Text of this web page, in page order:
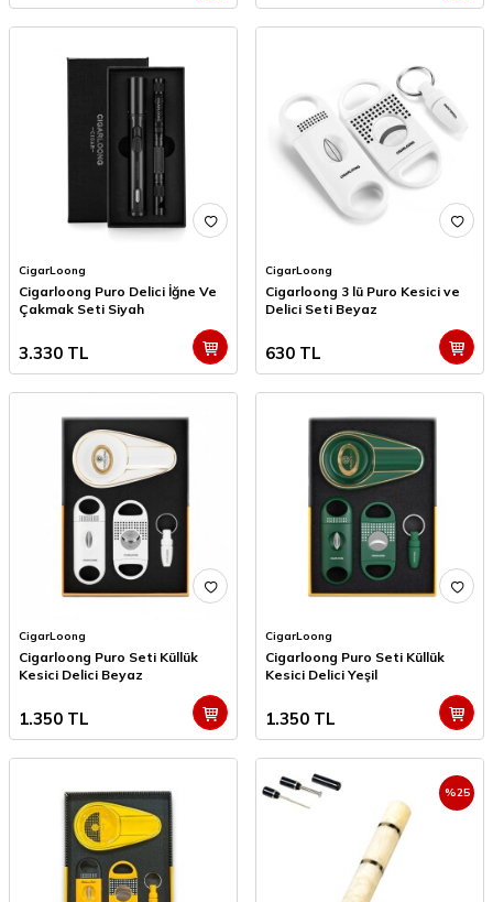
CigarLoong
Cigarloong Puro Delici İğne Ve
Çakmak Seti Siyah
3.330 TL
CigarLoong
Cigarloong 3 lü Puro Kesici ve
Delici Seti Beyaz
630 TL
CigarLoong
Cigarloong Puro Seti Küllük
Kesici Delici Beyaz
1.350 TL
CigarLoong
Cigarloong Puro Seti Küllük
Kesici Delici Yeşil
1.350 TL
%25